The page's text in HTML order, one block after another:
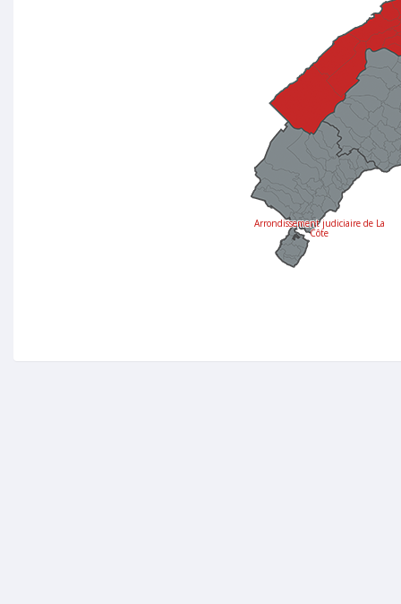
Arrondissement judiciaire de La
Côte